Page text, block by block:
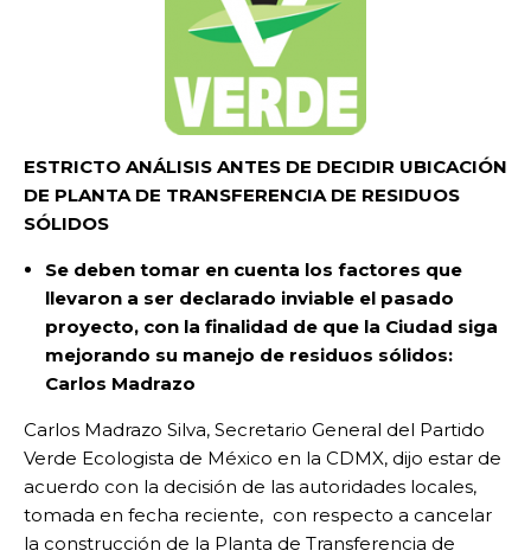
ESTRICTO ANÁLISIS ANTES DE DECIDIR UBICACIÓN
DE PLANTA DE TRANSFERENCIA DE RESIDUOS
SÓLIDOS
Se deben tomar en cuenta los factores que
llevaron a ser declarado inviable el pasado
proyecto, con la finalidad de que la Ciudad siga
mejorando su manejo de residuos sólidos:
Carlos Madrazo
Carlos Madrazo Silva, Secretario General del Partido
Verde Ecologista de México en la CDMX, dijo estar de
acuerdo con la decisión de las autoridades locales,
tomada en fecha reciente, con respecto a cancelar
la construcción de la Planta de Transferencia de